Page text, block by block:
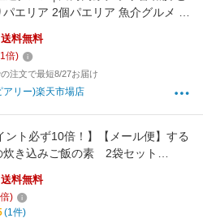
パエリア 2個パエリア 魚介グルメ 彩
惣菜 冷凍グルメ お取り寄せグルメ
ティー 地中海料理 本格料理 贈答品
ゼント お祝い 結婚祝い 出産祝い 結
産内祝い 内祝い
送料無料
1倍)
注文で最短8/27お届け
アリー)楽天市場店
ント必ず10倍！】【メール便】する
炊き込みご飯の素 2袋セット
迄エントリーで】
送料無料
倍)
(1件)